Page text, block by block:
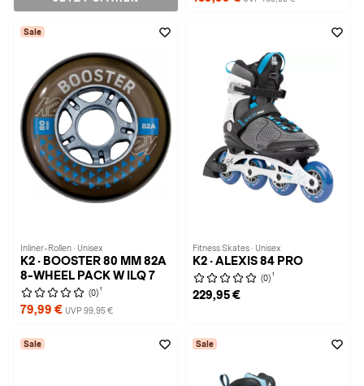
Sale
Inliner-Rollen · Unisex
K2 · BOOSTER 80 MM 82A
8-WHEEL PACK W ILQ 7
(0) 1
79,99 € UVP 99,95 €
Fitness Skates · Unisex
K2 · ALEXIS 84 PRO
(0) 1
229,95 €
Sale Sale